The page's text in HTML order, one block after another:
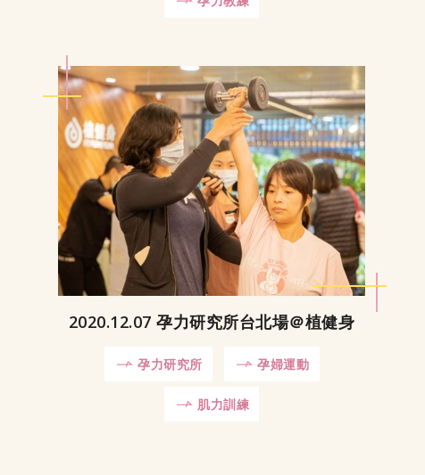
2020.12.07 孕力研究所台北場＠植健身
孕力研究所 孕婦運動
肌力訓練